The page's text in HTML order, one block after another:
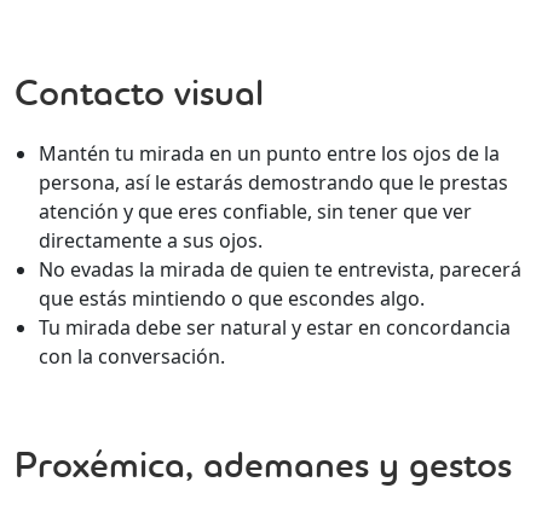
Contacto visual
Mantén tu mirada en un punto entre los ojos de la
persona, así le estarás demostrando que le prestas
atención y que eres confiable, sin tener que ver
directamente a sus ojos.
No evadas la mirada de quien te entrevista, parecerá
que estás mintiendo o que escondes algo.
Tu mirada debe ser natural y estar en concordancia
con la conversación.
Proxémica, ademanes y gestos